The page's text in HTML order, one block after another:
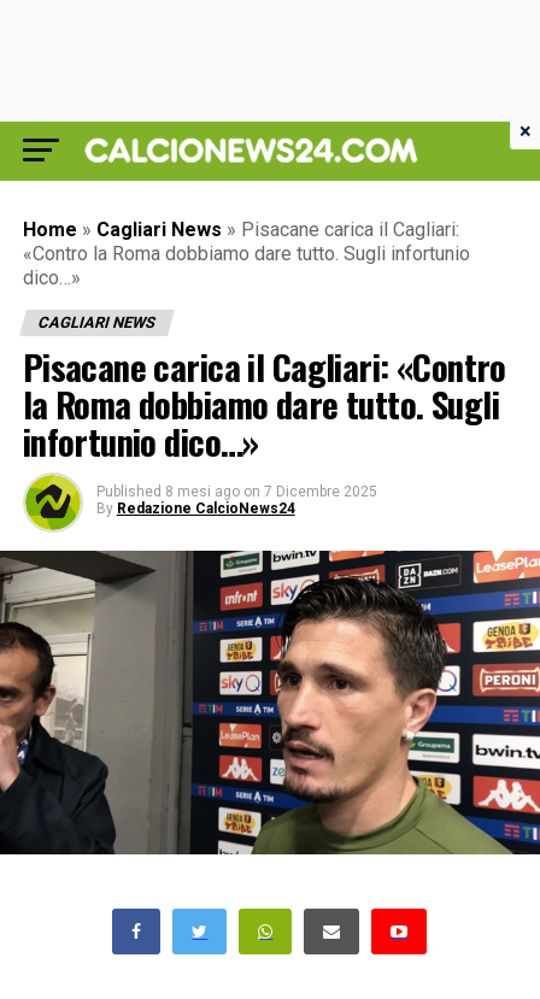
Home » Cagliari News » Pisacane carica il Cagliari:
«Contro la Roma dobbiamo dare tutto. Sugli infortunio
dico…»
CAGLIARI NEWS
Pisacane carica il Cagliari: «Contro
la Roma dobbiamo dare tutto. Sugli
infortunio dico…»
Published 8 mesi ago on 7 Dicembre 2025
By Redazione CalcioNews24
×